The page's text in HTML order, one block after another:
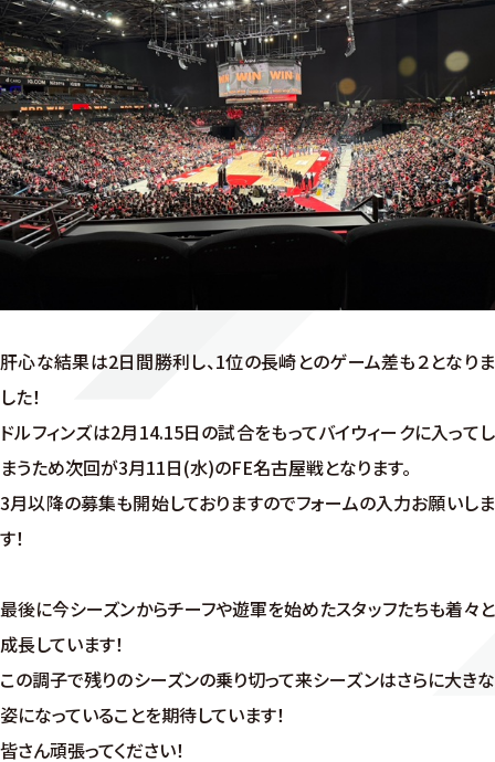
肝心な結果は2日間勝利し、1位の長崎とのゲーム差も２となりま
した！
ドルフィンズは2月14.15日の試合をもってバイウィークに入ってし
まうため次回が3月11日(水)のFE名古屋戦となります。
3月以降の募集も開始しておりますのでフォームの入力お願いしま
す！
最後に今シーズンからチーフや遊軍を始めたスタッフたちも着々と
成長しています！
この調子で残りのシーズンの乗り切って来シーズンはさらに大きな
姿になっていることを期待しています！
皆さん頑張ってください！